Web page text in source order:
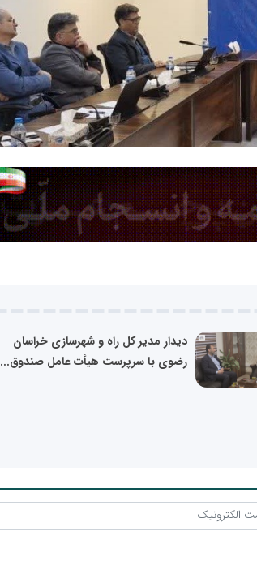
دیدار مدیر کل راه و شهرسازی خراسان
رضوی با سرپرست هیأت عامل صندوق...